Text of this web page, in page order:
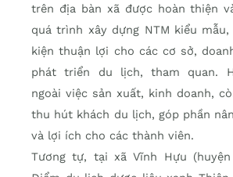
trên địa bàn xã được hoàn thiện
quá trình xây dựng NTM kiểu
kiện thuận lợi cho các cơ sở,
phát triển du lịch, tham quan.
ngoài việc sản xuất, kinh doanh,
thu hút khách du lịch, góp phần
và lợi ích cho các thành viên.
Tương tự, tại xã Vĩnh Hựu (huyện